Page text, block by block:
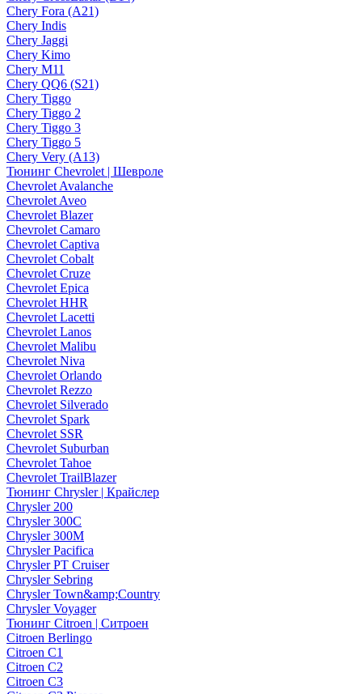
Chery Fora (A21)
Chery Indis
Chery Jaggi
Chery Kimo
Chery M11
Chery QQ6 (S21)
Chery Tiggo
Chery Tiggo 2
Chery Tiggo 3
Chery Tiggo 5
Chery Very (A13)
Тюнинг Chevrolet | Шевроле
Chevrolet Avalanche
Chevrolet Aveo
Chevrolet Blazer
Chevrolet Camaro
Chevrolet Captiva
Chevrolet Cobalt
Chevrolet Cruze
Chevrolet Epica
Chevrolet HHR
Chevrolet Lacetti
Chevrolet Lanos
Chevrolet Malibu
Chevrolet Niva
Chevrolet Orlando
Chevrolet Rezzo
Chevrolet Silverado
Chevrolet Spark
Chevrolet SSR
Chevrolet Suburban
Chevrolet Tahoe
Chevrolet TrailBlazer
Тюнинг Chrysler | Крайслер
Chrysler 200
Chrysler 300C
Chrysler 300M
Chrysler Pacifica
Chrysler PT Cruiser
Chrysler Sebring
Chrysler Town&amp;Country
Chrysler Voyager
Тюнинг Citroen | Ситроен
Citroen Berlingo
Citroen C1
Citroen C2
Citroen C3